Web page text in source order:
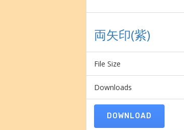
両矢印(紫)
File Size
Downloads
DOWNLOAD